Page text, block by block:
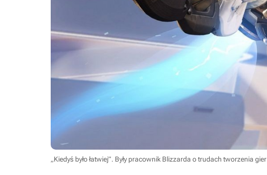
„Kiedyś było łatwiej”. Były pracownik Blizzarda o trudach tworzenia gier